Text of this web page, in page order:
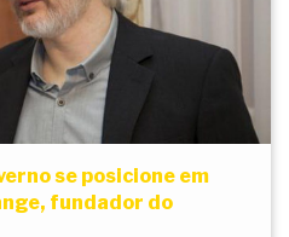
se posicione em
fundador do